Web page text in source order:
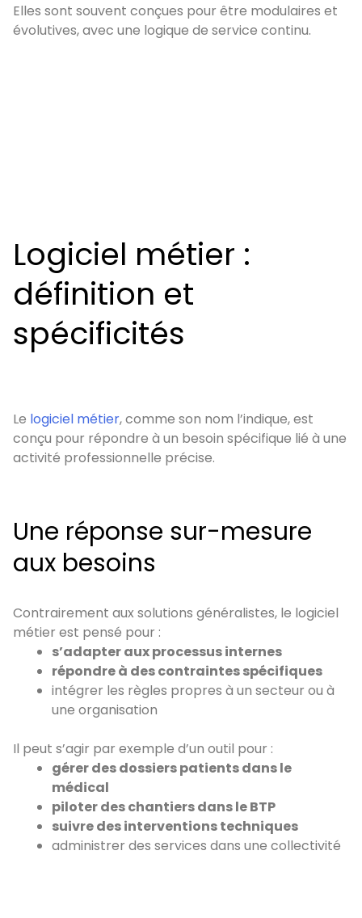
Elles sont souvent conçues pour être modulaires et
évolutives, avec une logique de service continu.
Logiciel métier :
définition et
spécificités
Le logiciel métier, comme son nom l’indique, est
conçu pour répondre à un besoin spécifique lié à une
activité professionnelle précise.
Une réponse sur-mesure
aux besoins
Contrairement aux solutions généralistes, le logiciel
métier est pensé pour :
s’adapter aux processus internes
répondre à des contraintes spécifiques
intégrer les règles propres à un secteur ou à
une organisation
Il peut s’agir par exemple d’un outil pour :
gérer des dossiers patients dans le
médical
piloter des chantiers dans le BTP
suivre des interventions techniques
administrer des services dans une collectivité